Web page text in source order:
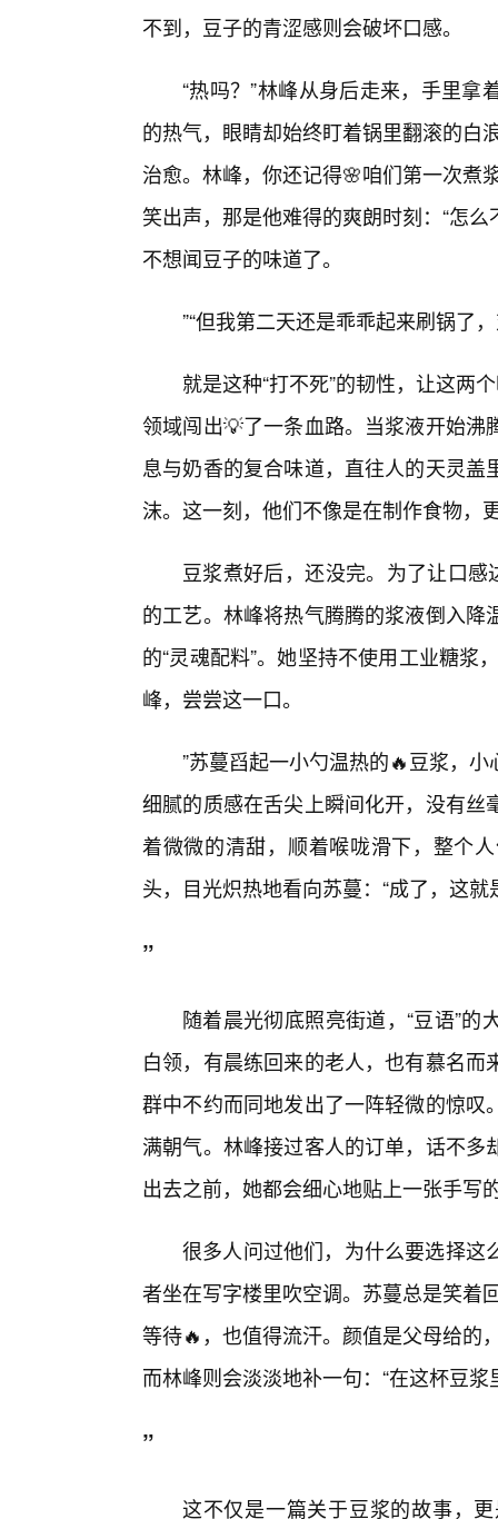
不到，豆子的青涩感则会破坏口感。
“热吗？”林峰从身后走来，手里
的热气，眼睛却始终盯着锅里翻滚的白
治愈。林峰，你还记得🌸咱们第一次煮
笑出声，那是他难得的爽朗时刻：“怎
不想闻豆子的味道了。
”“但我第二天还是乖乖起来刷锅了
就是这种“打不死”的韧性，让这两
领域闯出💡了一条血路。当浆液开始
息与奶香的复合味道，直往人的天灵
沫。这一刻，他们不像是在制作食物，
豆浆煮好后，还没完。为了让口感
的工艺。林峰将热气腾腾的浆液倒入
的“灵魂配料”。她坚持不使用工业糖浆
峰，尝尝这一口。
”苏蔓舀起一小勺温热的🔥豆浆，
细腻的质感在舌尖上瞬间化开，没有
着微微的清甜，顺着喉咙滑下，整个
头，目光炽热地看向苏蔓：“成了，这
”
随着晨光彻底照亮街道，“豆语”
白领，有晨练回来的老人，也有慕名
群中不约而同地发出了一阵轻微的惊
满朝气。林峰接过客人的订单，话不
出去之前，她都会细心地贴上一张手写
很多人问过他们，为什么要选择这
者坐在写字楼里吹空调。苏蔓总是笑着
等待🔥，也值得流汗。颜值是父母给的
而林峰则会淡淡地补一句：“在这杯豆
”
这不仅是一篇关于豆浆的故事，